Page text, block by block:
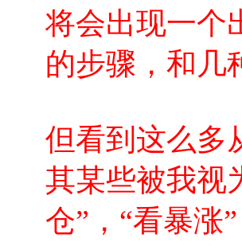
将会出现一个
的步骤，和几
但看到这么多
其某些被我视
仓”，“看暴涨